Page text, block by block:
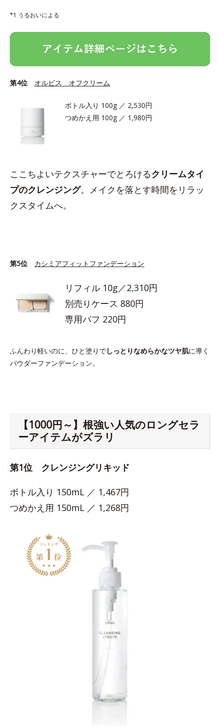
*1 うるおいによる
第4位 オルビス オフクリーム
ボトル入り 100g ／ 2,530円
つめかえ用 100g ／ 1,980円
ここちよいテクスチャーでとろけるクリームタイ
プのクレンジング。メイクを落とす時間をリラッ
クスタイムへ。
第5位 カシミアフィットファンデーション
リフィル 10g／2,310円
別売りケース 880円
専用パフ 220円
ふんわり軽いのに、ひと塗りでしっとりなめらかなツヤ肌に導く
パウダーファンデーション。
【1000円～】根強い人気のロングセラ
ーアイテムがズラリ
第1位 クレンジングリキッド
ボトル入り 150mL ／ 1,467円
つめかえ用 150mL ／ 1,268円